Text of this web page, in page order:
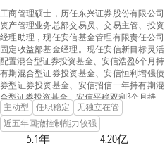
工商管理硕士，历任东兴证券股份有限公司
资产管理业务总部交易员、交易主管、投资
经理助理，现任安信基金管理有限责任公司
固定收益部基金经理。现任安信新目标灵活
配置混合型证券投资基金、安信浩盈6个月持
有期混合型证券投资基金、安信恒利增强债
券型证券投资基金、安信招信一年持有期混
合型证券投资基金、安信平稳双利3个月持有
期混合型证券投资基金、安信平稳合盈一年
持有期混合型证券投资基金、安信鑫安得利
灵活配置混合型证券投资基金、安信新成长
灵活配置混合型证券投资基金、安信新优选
主动型 任职稳定
无独立在管
近五年回撤控制能力较强
5.1年 4.20亿